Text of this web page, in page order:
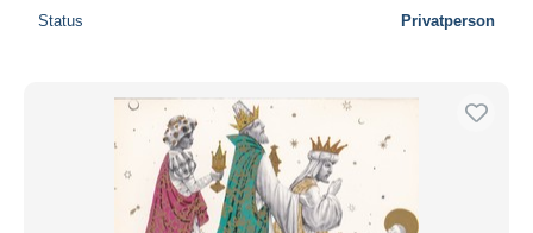
Status Privatperson